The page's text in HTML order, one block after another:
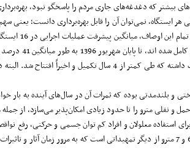
که دغدغه‌های جاری مردم را پاسخگو نبود، بهره‌برداری
مجموع) که طی
بوده که ثمرات آن در سال‌های آینده به بار
پله برقی، 62 دستگاه آسانسور و 78 سامانه تهویه هوا، ساخت 12 ورودی جدید و اقدام برای توسعه